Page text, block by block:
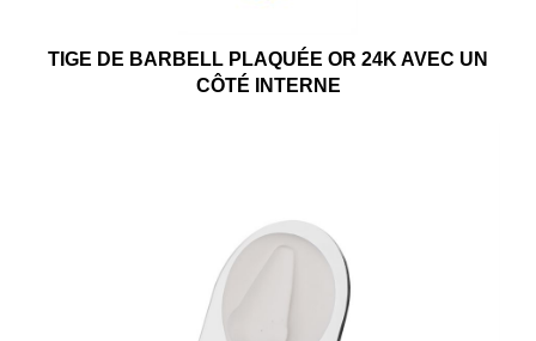
TIGE DE BARBELL PLAQUÉE OR 24K AVEC UN
CÔTÉ INTERNE